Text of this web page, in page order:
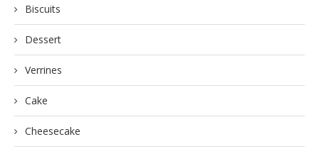
Biscuits
Dessert
Verrines
Cake
Cheesecake